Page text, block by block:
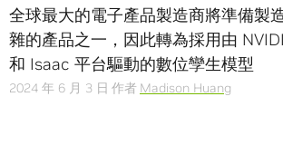
全球最大的電子產品製造商將準備製
雜的產品之一，因此轉為採用由
和 Isaac 平台驅動的數位孿生模型
2024 年 6 月 3 日 作者 Madison Huang